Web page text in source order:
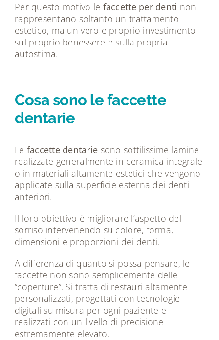
Per questo motivo le faccette per denti non
rappresentano soltanto un trattamento
estetico, ma un vero e proprio investimento
sul proprio benessere e sulla propria
autostima.
Cosa sono le faccette
dentarie
Le faccette dentarie sono sottilissime lamine
realizzate generalmente in ceramica integrale
o in materiali altamente estetici che vengono
applicate sulla superficie esterna dei denti
anteriori.
Il loro obiettivo è migliorare l’aspetto del
sorriso intervenendo su colore, forma,
dimensioni e proporzioni dei denti.
A differenza di quanto si possa pensare, le
faccette non sono semplicemente delle
“coperture”. Si tratta di restauri altamente
personalizzati, progettati con tecnologie
digitali su misura per ogni paziente e
realizzati con un livello di precisione
estremamente elevato.